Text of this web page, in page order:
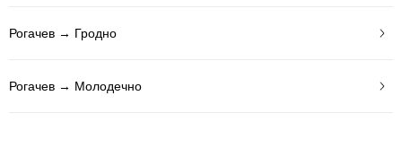
Рогачев → Гродно
Рогачев → Молодечно